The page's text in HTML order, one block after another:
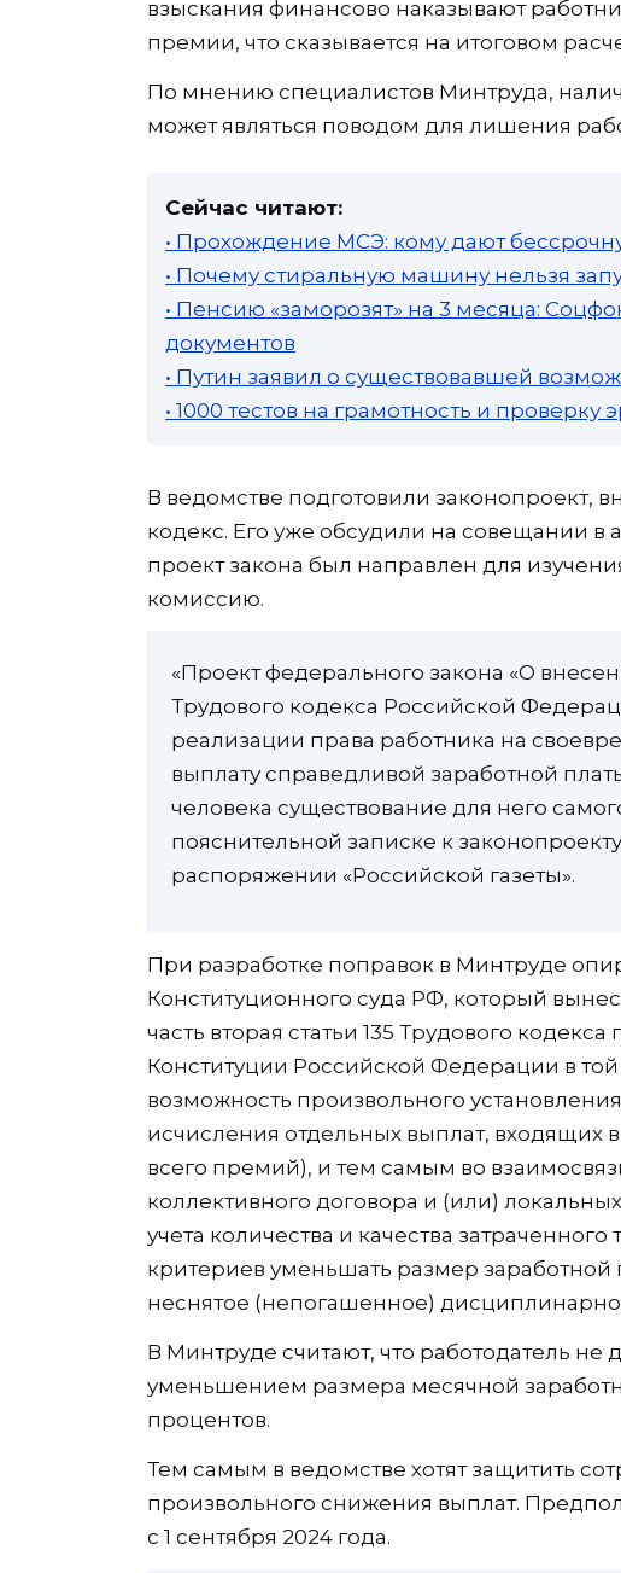
взыскания финансово наказывают
премии, что сказывается на итоговом
По мнению специалистов Минтруда,
может являться поводом для лишения
Сейчас читают:
• Прохождение МСЭ: кому дают
• Почему стиральную машину нельзя
• Пенсию «заморозят» на 3 месяца:
документов
• Путин заявил о существовавшей
• 1000 тестов на грамотность и проверку
В ведомстве подготовили законопроект,
кодекс. Его уже обсудили на совещании в
проект закона был направлен для
комиссию.
«Проект федерального закона «О
Трудового кодекса Российской
реализации права работника на
выплату справедливой заработной
человека существование для него
пояснительной записке к
распоряжении «Российской газеты».
При разработке поправок в Минтруде
Конституционного суда РФ, который
часть вторая статьи 135 Трудового
Конституции Российской Федерации в
возможность произвольного
исчисления отдельных выплат, входящих
всего премий), и тем самым во
коллективного договора и (или)
учета количества и качества
критериев уменьшать размер
неснятое (непогашенное)
В Минтруде считают, что работодатель не
уменьшением размера месячной
процентов.
Тем самым в ведомстве хотят защитить
произвольного снижения выплат.
с 1 сентября 2024 года.